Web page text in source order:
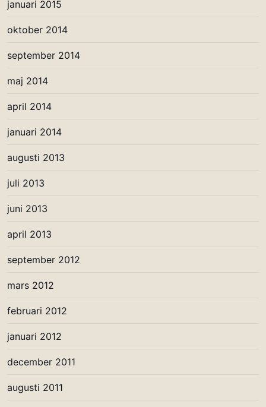
januari 2015
oktober 2014
september 2014
maj 2014
april 2014
januari 2014
augusti 2013
juli 2013
juni 2013
april 2013
september 2012
mars 2012
februari 2012
januari 2012
december 2011
augusti 2011